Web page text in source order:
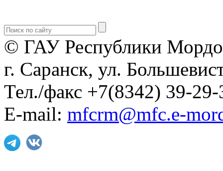
© ГАУ Республики
г. Саранск, ул.
Тел./факс +7(8342) 39-29-
E-mail: mfcrm@mfc.e-